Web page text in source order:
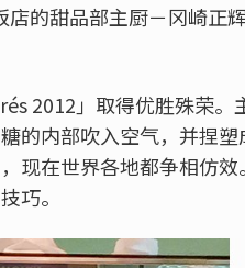
的甜品部主厨－冈崎正
2012」取得优胜殊荣。
的内部吹入空气，并捏
现在世界各地都争相仿效。
巧。